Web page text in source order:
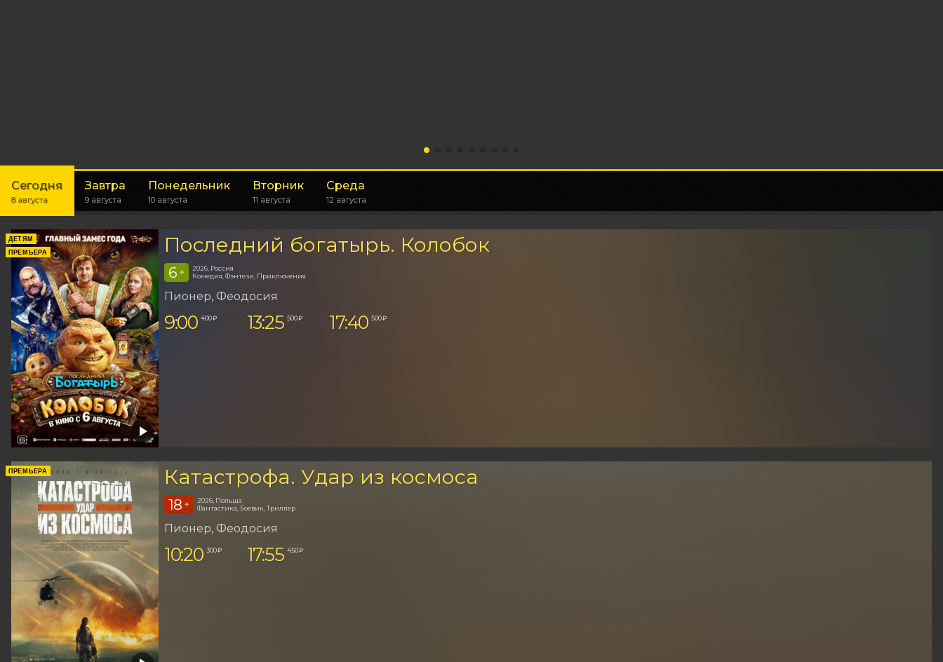
Сегодня
8 августа
Завтра
9 августа
Понедельник
10 августа
Вторник
11 августа
Среда
12 августа
ДЕТЯМ
ПРЕМЬЕРА
Последний богатырь. Колобок
6 +
2026, Россия
Комедия, Фэнтези, Приключения
Пионер, Феодосия
9:00 400 ₽ 13:25 500 ₽ 17:40 500 ₽
ПРЕМЬЕРА Катастрофа. Удар из космоса
18 +
2026, Польша
Фантастика, Боевик, Триллер
Пионер, Феодосия
10:20 300 ₽ 17:55 450 ₽